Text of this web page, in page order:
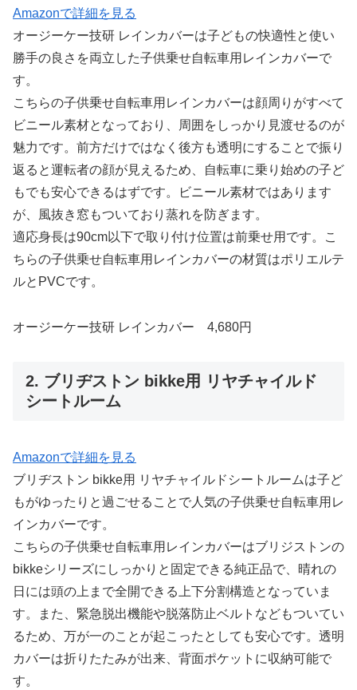
Amazonで詳細を見る
オージーケー技研 レインカバーは子どもの快適性と使い
勝手の良さを両立した子供乗せ自転車用レインカバーで
す。
こちらの子供乗せ自転車用レインカバーは顔周りがすべて
ビニール素材となっており、周囲をしっかり見渡せるのが
魅力です。前方だけではなく後方も透明にすることで振り
返ると運転者の顔が見えるため、自転車に乗り始めの子ど
もでも安心できるはずです。ビニール素材ではあります
が、風抜き窓もついており蒸れを防ぎます。
適応身長は90cm以下で取り付け位置は前乗せ用です。こ
ちらの子供乗せ自転車用レインカバーの材質はポリエルテ
ルとPVCです。
オージーケー技研 レインカバー 4,680円
2. ブリヂストン bikke用 リヤチャイルド
シートルーム
Amazonで詳細を見る
ブリヂストン bikke用 リヤチャイルドシートルームは子ど
もがゆったりと過ごせることで人気の子供乗せ自転車用レ
インカバーです。
こちらの子供乗せ自転車用レインカバーはブリジストンの
bikkeシリーズにしっかりと固定できる純正品で、晴れの
日には頭の上まで全開できる上下分割構造となっていま
す。また、緊急脱出機能や脱落防止ベルトなどもついてい
るため、万が一のことが起こったとしても安心です。透明
カバーは折りたたみが出来、背面ポケットに収納可能で
す。